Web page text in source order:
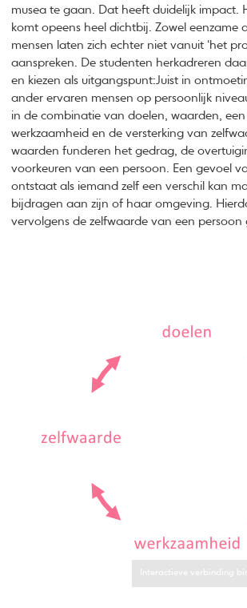
musea te gaan. Dat heeft duidelijk impact.
komt opeens heel dichtbij. Zowel eenzame
mensen laten zich echter niet vanuit ‘het
aanspreken. De studenten herkadreren
en kiezen als uitgangspunt:Juist in
ander ervaren mensen op persoonlijk
in de combinatie van doelen, waarden,
werkzaamheid en de versterking van
waarden funderen het gedrag, de
voorkeuren van een persoon. Een gevoel
ontstaat als iemand zelf een verschil kan
bijdragen aan zijn of haar omgeving.
vervolgens de zelfwaarde van een persoon
Interactieve verbinding